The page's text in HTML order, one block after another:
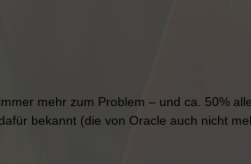
mehr zum Problem – und ca. 50%
bekannt (die von Oracle auch nicht